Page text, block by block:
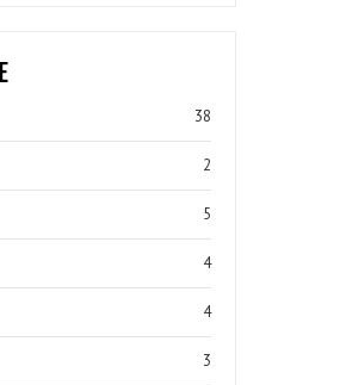
38
2
5
4
4
3